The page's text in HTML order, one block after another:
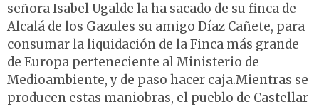
señora Isabel Ugalde la ha sacado de su finca de
Alcalá de los Gazules su amigo Díaz Cañete, para
consumar la liquidación de la Finca más grande
de Europa perteneciente al Ministerio de
Medioambiente, y de paso hacer caja.Mientras se
producen estas maniobras, el pueblo de Castellar